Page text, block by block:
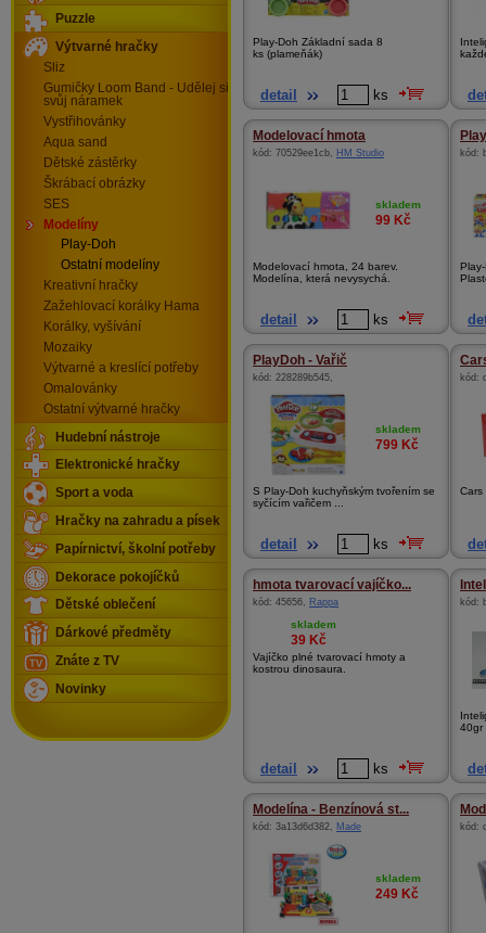
Play-Doh Základní sada 8
ks (plameňák)
detail ks
Modelovací hmota
kód: 70529ee1cb, HM Studio
skladem
99 Kč
Modelovací hmota, 24 barev.
Modelína, která nevysychá.
detail ks
kód:
PlayDoh - Vařič
kód: 228289b545,
skladem
799 Kč
S Play-Doh kuchyňským tvořením se
syčícím vařičem ...
detail ks
kód:
Cars
hmota tvarovací vajíčko...
kód: 45656, Rappa
skladem
39 Kč
Vajíčko plné tvarovací hmoty a
kostrou dinosaura.
detail ks
kód:
40gr
Modelína - Benzínová st...
kód: 3a13d6d382, Made
skladem
249 Kč
kód:
Puzzle
Výtvarné hračky
Sliz
Gumičky Loom Band - Udělej si
svůj náramek
Vystřihovánky
Aqua sand
Dětské zástěrky
Škrábací obrázky
SES
Modelíny
Play-Doh
Ostatní modelíny
Kreativní hračky
Zažehlovací korálky Hama
Korálky, vyšívání
Mozaiky
Výtvarné a kreslící potřeby
Omalovánky
Ostatní výtvarné hračky
Hudební nástroje
Elektronické hračky
Sport a voda
Hračky na zahradu a písek
Papírnictví, školní potřeby
Dekorace pokojíčků
Dětské oblečení
Dárkové předměty
Znáte z TV
Novinky